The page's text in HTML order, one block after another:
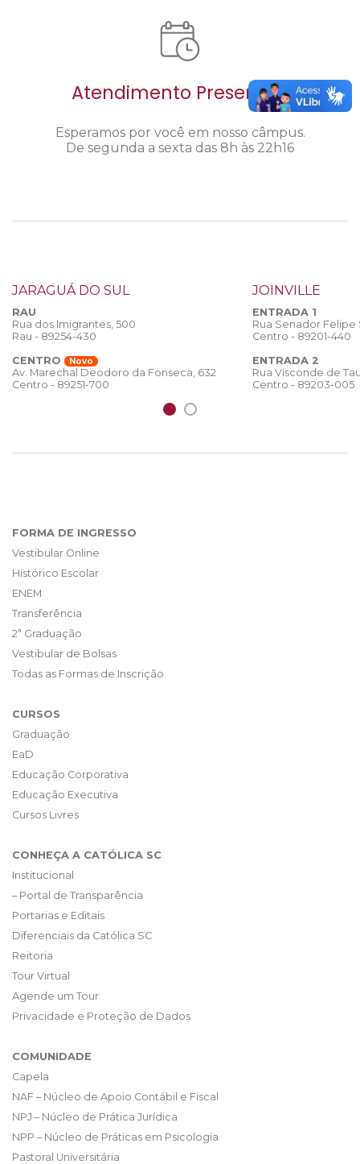
Atendimento Presencial
Esperamos por você em nosso câmpus.
De segunda a sexta das 8h às 22h16
JARAGUÁ DO SUL
RAU
Rua dos Imigrantes, 500
Rau - 89254-430
CENTRO
Novo
Av. Marechal Deodoro da Fonseca, 632
Centro - 89251-700
JOINVILLE
ENTRADA 1
Rua Senador
Centro - 89201-440
ENTRADA 2
Rua Visconde de
Centro - 89203-005
FORMA DE INGRESSO
Vestibular Online
Histórico Escolar
ENEM
Transferência
2ª Graduação
Vestibular de Bolsas
Todas as Formas de Inscrição
CURSOS
Graduação
EaD
Educação Corporativa
Educação Executiva
Cursos Livres
CONHEÇA A CATÓLICA SC
Institucional
– Portal de Transparência
Portarias e Editais
Diferenciais da Católica SC
Reitoria
Tour Virtual
Agende um Tour
Privacidade e Proteção de Dados
COMUNIDADE
Capela
NAF – Núcleo de Apoio Contábil e Fiscal
NPJ – Núcleo de Prática Jurídica
NPP – Núcleo de Práticas em Psicologia
Pastoral Universitária